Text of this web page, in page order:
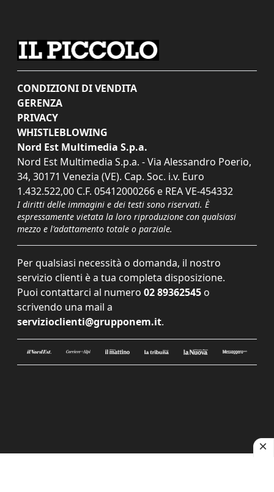
CONDIZIONI DI VENDITA
GERENZA
PRIVACY
WHISTLEBLOWING
Nord Est Multimedia S.p.a.
Nord Est Multimedia S.p.a. - Via Alessandro Poerio,
34, 30171 Venezia (VE). Cap. Soc. i.v. Euro
1.432.522,00 C.F. 05412000266 e REA VE-454332
I diritti delle immagini e dei testi sono riservati. È
espressamente vietata la loro riproduzione con qualsiasi
mezzo e l'adattamento totale o parziale.
Per qualsiasi necessità o domanda, il nostro
servizio clienti è a tua completa disposizione.
Puoi contattarci al numero 02 89362545 o
scrivendo una mail a
servizioclienti@grupponem.it.